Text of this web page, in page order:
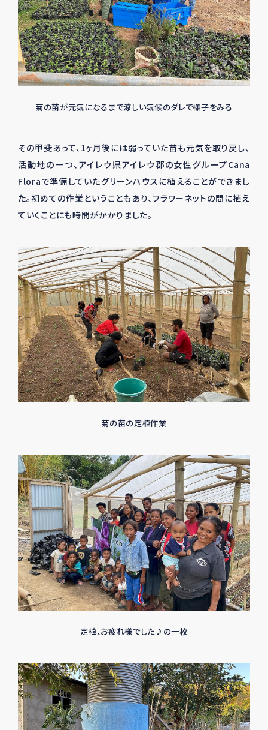
菊の苗が元気になるまで涼しい気候のダレで様子をみる
その甲斐あって、 1ヶ月後には弱っていた苗も元気を取り戻し、
活動地の一つ、アイレウ県アイレウ郡の女性グループCana
Floraで準備していたグリーンハウスに植えることができまし
た。初めての作業ということもあり、フラワーネットの間に植え
ていくことにも時間がかかりました。
菊の苗の定植作業
定植、お疲れ様でした♪の一枚